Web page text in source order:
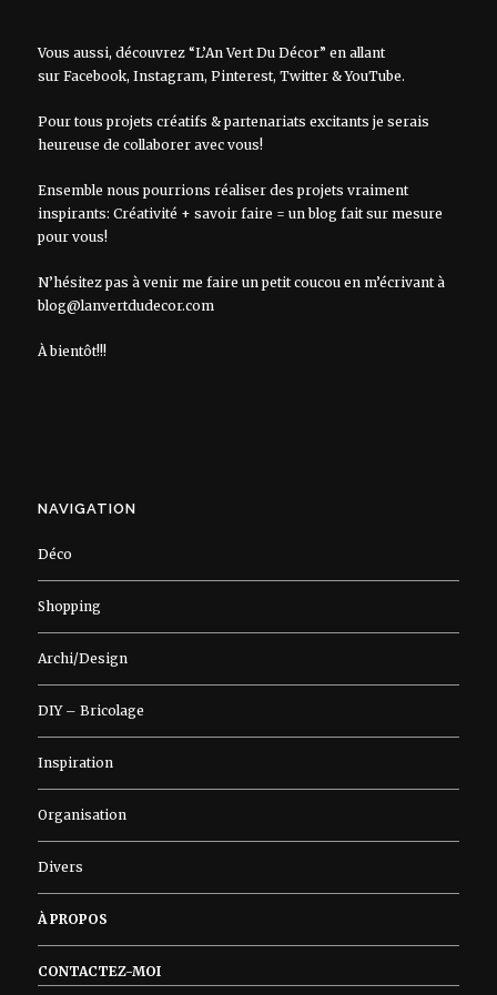
Vous aussi, découvrez “L’An Vert Du Décor” en allant
sur Facebook, Instagram, Pinterest, Twitter&YouTube.
Pour tous projets créatifs & partenariats excitants je serais
heureuse de collaborer avec vous!
Ensemble nous pourrions réaliser des projets vraiment
inspirants: Créativité + savoir faire = un blog fait sur mesure
pour vous!
N’hésitez pas à venir me faire un petit coucou en m’écrivant à
blog@lanvertdudecor.com
À bientôt!!!
NAVIGATION
Déco
Shopping
Archi/Design
DIY – Bricolage
Inspiration
Organisation
Divers
À PROPOS
CONTACTEZ-MOI